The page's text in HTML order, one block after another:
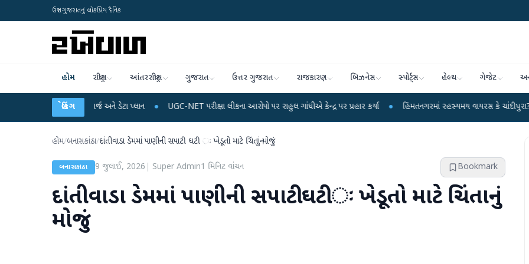
ઉત્તર ગુજરાતનું લોકપ્રિય દૈનિક
હોમ રાષ્ટ્રીય આંતરરાષ્ટ્રીય ગુજરાત ઉત્તર ગુજરાત રાજકારણ બિઝનેસ સ્પોર્ટ્સ હેલ્થ ગેજેટ
બ્રેકિંગ
રિચાર્જ અને ડેટા પ્લાન ● UGC-NET પરીક્ષા લીકના આરોપો પર રાહુલ ગાંધીએ કેન્દ્ર પર પ્રહાર કર્યા ● હિંમતનગરમાં રહસ્યમય વાયરસ કે ચાંદીપુરા? 6 બાળકોના
હોમ/બનાસકાંઠા/દાંતીવાડા ડેમમાં પાણીની સપાટી ઘટી ઃ ખેડૂતો માટે ચિંતાનું મોજું
બનાસકાંઠા 9 જુલાઈ, 2026 Super Admin1 મિનિટ વાંચન Bookmark
દાંતીવાડા ડેમમાં પાણીની સપાટી ઘટી ઃ ખેડૂતો માટે ચિંતાનું
મોજું